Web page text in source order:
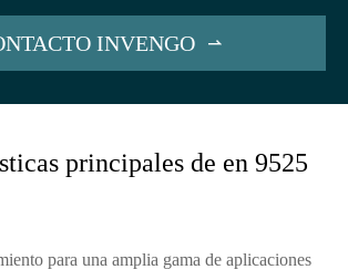
INVENGO 
principales de en 9525
para una amplia gama de aplicaciones